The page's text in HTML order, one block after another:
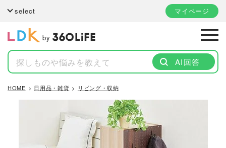
select マイページ
by
AI回答
HOME 日用品・雑貨 リビング・収納